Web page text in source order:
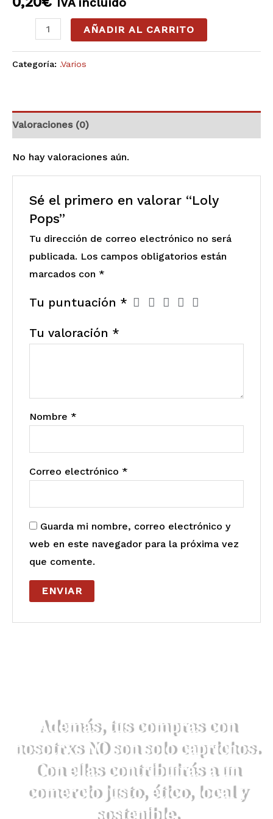
AÑADIR AL CARRITO
Categoría: .Varios
Valoraciones (0)
No hay valoraciones aún.
Sé el primero en valorar “Loly
Pops”
Tu dirección de correo electrónico no será
publicada. Los campos obligatorios están
marcados con *
Tu puntuación *
Tu valoración *
Nombre *
Correo electrónico *
Guarda mi nombre, correo electrónico y
web en este navegador para la próxima vez
que comente.
Además, tus compras con
nosotrxs NO son solo caprichos.
Con ellas contribuirás a un
comercio justo, ético, local y
sostenible.